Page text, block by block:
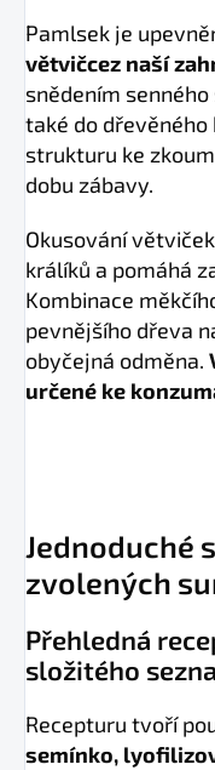
Pamlsek je
větvičcez naší
snědením
také do
strukturu ke
dobu zábavy.
Okusování
králíků a pomáhá
Kombinace
pevnějšího dřeva
obyčejná odměna.
určené ke
Jednoduché
zvolených
Přehledná
složitého
Recepturu tvoří
semínko,